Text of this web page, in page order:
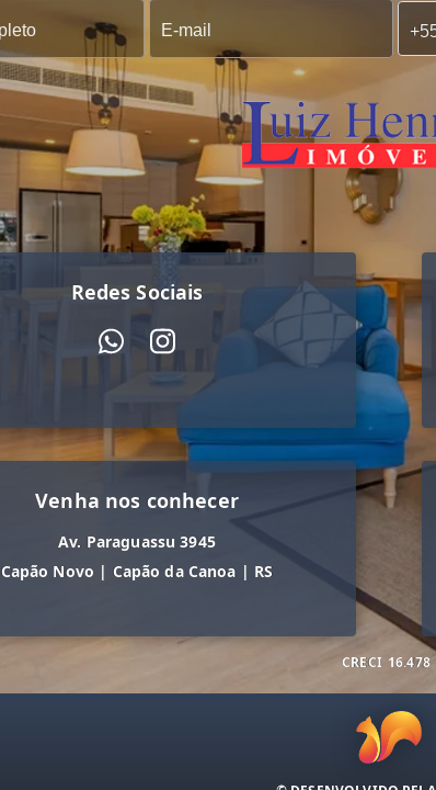
Redes Sociais
Venha nos conhecer
Av. Paraguassu 3945
Capão Novo | Capão da Canoa | RS
CRECI 16.478